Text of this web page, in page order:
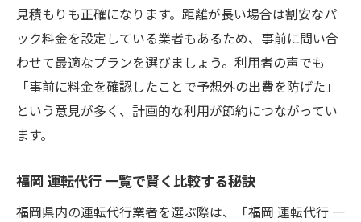
見積もりも正確になります。距離が長い場合は割安なパ
ック料金を設定している業者もあるため、事前に問い合
わせて最適なプランを選びましょう。利用者の声でも
「事前に料金を確認したことで予想外の出費を防げた」
という意見が多く、計画的な利用が節約につながってい
ます。
福岡 運転代行 一覧で賢く比較する秘訣
福岡県内の運転代行業者を選ぶ際は、「福岡 運転代行 一